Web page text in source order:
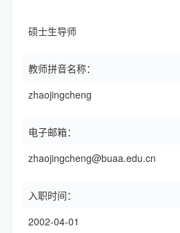
硕士生导师
教师拼音名称：
zhaojingcheng
电子邮箱：
zhaojingcheng@buaa.edu.cn
入职时间：
2002-04-01